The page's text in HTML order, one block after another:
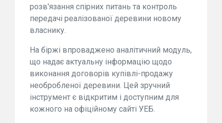
розв'язання спірних питань та контроль
передачі реалізованої деревини новому
власнику.
На біржі впроваджено аналітичний модуль,
що надає актуальну інформацію щодо
виконання договорів купівлі-продажу
необробленої деревини. Цей зручний
інструмент є відкритим і доступним для
кожного на офіційному сайті УЕБ.